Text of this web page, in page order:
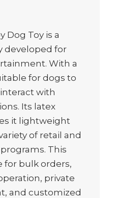
Dog Toy is a
developed for
With a
for dogs to
with
Its latex
it lightweight
of retail and
This
for bulk orders,
private
and customized